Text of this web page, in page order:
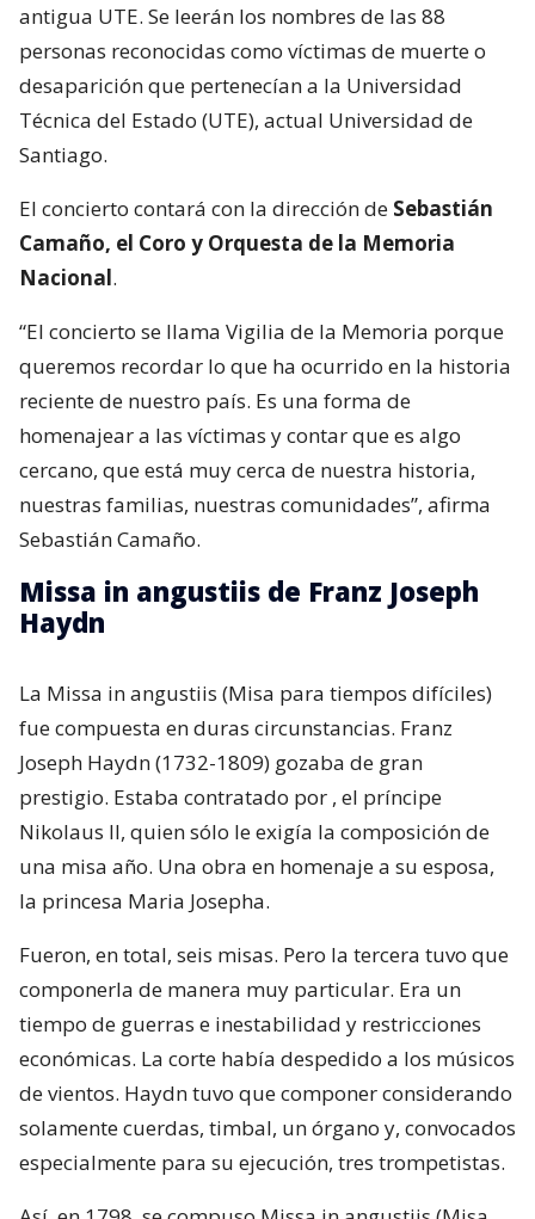
antigua UTE. Se leerán los nombres de las 88
personas reconocidas como víctimas de muerte o
desaparición que pertenecían a la Universidad
Técnica del Estado (UTE), actual Universidad de
Santiago.
El concierto contará con la dirección de Sebastián
Camaño, el Coro y Orquesta de la Memoria
Nacional.
“El concierto se llama Vigilia de la Memoria porque
queremos recordar lo que ha ocurrido en la historia
reciente de nuestro país. Es una forma de
homenajear a las víctimas y contar que es algo
cercano, que está muy cerca de nuestra historia,
nuestras familias, nuestras comunidades”, afirma
Sebastián Camaño.
Missa in angustiis de Franz Joseph
Haydn
La Missa in angustiis (Misa para tiempos difíciles)
fue compuesta en duras circunstancias. Franz
Joseph Haydn (1732-1809) gozaba de gran
prestigio. Estaba contratado por , el príncipe
Nikolaus II, quien sólo le exigía la composición de
una misa año. Una obra en homenaje a su esposa,
la princesa Maria Josepha.
Fueron, en total, seis misas. Pero la tercera tuvo que
componerla de manera muy particular. Era un
tiempo de guerras e inestabilidad y restricciones
económicas. La corte había despedido a los músicos
de vientos. Haydn tuvo que componer considerando
solamente cuerdas, timbal, un órgano y, convocados
especialmente para su ejecución, tres trompetistas.